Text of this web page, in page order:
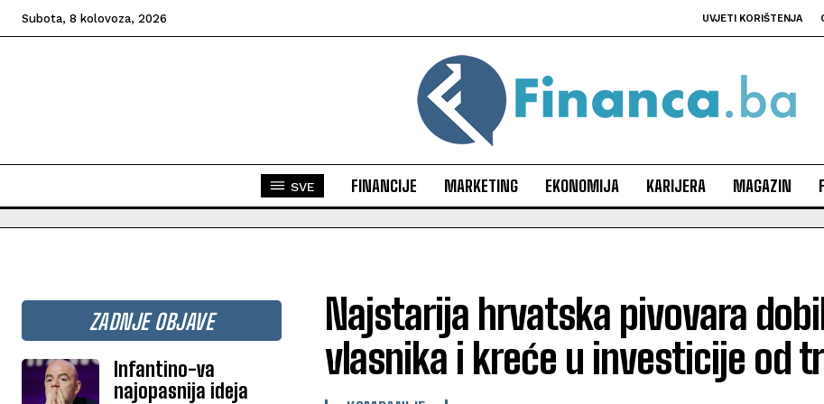
Subota, 8 kolovoza, 2026 UVJETI KORIŠTENJA
SVE FINANCIJE MARKETING EKONOMIJA KARIJERA MAGAZIN
ZADNJE OBJAVE
Infantino-va
najopasnija ideja
Najstarija hrvatska pivovara
vlasnika i kreće u investicije od